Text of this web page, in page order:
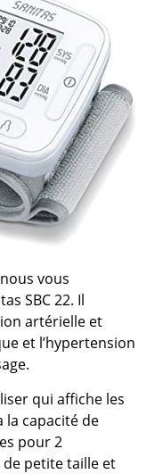
vous
SBC 22. Il
artérielle et
et l’hypertension
qui affiche les
la capacité de
pour 2
petite taille et